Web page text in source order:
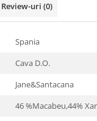
Review-uri (0)
Spania
Cava D.O.
Jane&Santacana
46 %Macabeu,44%